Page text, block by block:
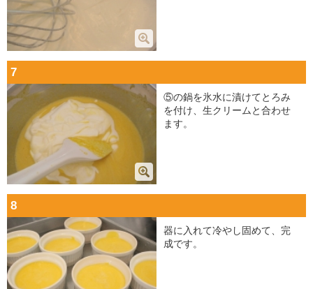
7
⑤の鍋を氷水に漬けてとろみ
を付け、生クリームと合わせ
ます。
8
器に入れて冷やし固めて、完
成です。